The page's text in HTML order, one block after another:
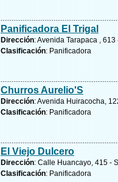
Panificadora El Trigal
Dirección: Avenida Tarapaca ,
Clasificación: Panificadora
Churros Aurelio'S
Dirección: Avenida Huiracocha,
Clasificación: Panificadora
El Viejo Dulcero
Dirección: Calle Huancayo, 415 -
Clasificación: Panificadora